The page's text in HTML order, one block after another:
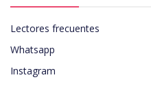
Lectores frecuentes
Whatsapp
Instagram